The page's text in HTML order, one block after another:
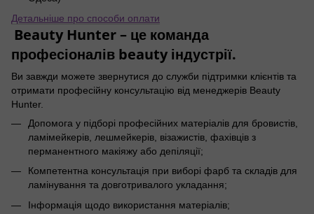
Детальніше про способи оплати
Beauty Hunter – це команда
професіоналів beauty індустрії.
Ви завжди можете звернутися до служби підтримки клієнтів та
отримати професійну консультацію від менеджерів Beauty
Hunter.
Допомога у підборі професійних матеріалів для бровистів,
ламімейкерів, лешмейкерів, візажистів, фахівців з
перманентного макіяжу або депіляції;
Компетентна консультація при виборі фарб та складів для
ламінування та довготривалого укладання;
Інформація щодо використання матеріалів;